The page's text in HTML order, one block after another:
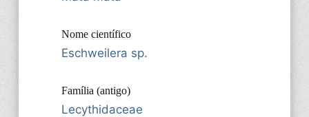
Nome científico
Eschweilera sp.
Família (antigo)
Lecythidaceae